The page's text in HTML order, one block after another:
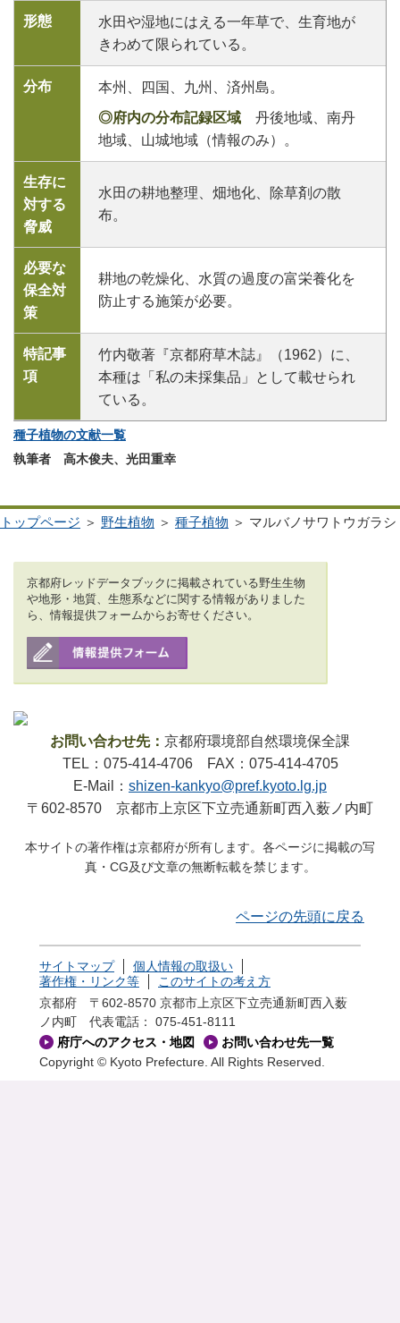
形態
水田や湿地にはえる一年草で、生育地が
きわめて限られている。
分布
本州、四国、九州、済州島。
◎府内の分布記録区域 丹後地域、南丹
地域、山城地域（情報のみ）。
生存に
対する
脅威
水田の耕地整理、畑地化、除草剤の散
布。
必要な
保全対
策
耕地の乾燥化、水質の過度の富栄養化を
防止する施策が必要。
特記事
項
竹内敬著『京都府草木誌』（1962）に、
本種は「私の未採集品」として載せられ
ている。
種子植物の文献一覧
執筆者 高木俊夫、光田重幸
トップページ ＞ 野生植物 ＞ 種子植物 ＞ マルバノサワトウガラシ
京都府レッドデータブックに掲載されている野生生物
や地形・地質、生態系などに関する情報がありました
ら、情報提供フォームからお寄せください。
お問い合わせ先： 京都府環境部自然環境保全課
TEL：075-414-4706 FAX：075-414-4705
E-Mail： shizen-kankyo@pref.kyoto.lg.jp
〒602-8570 京都市上京区下立売通新町西入薮ノ内町
本サイトの著作権は京都府が所有します。各ページに掲載の写
真・CG及び文章の無断転載を禁じます。
ページの先頭に戻る
サイトマップ
個人情報の取扱い
著作権・リンク等
このサイトの考え方
京都府 〒602-8570 京都市上京区下立売通新町西入薮
ノ内町
代表電話： 075-451-8111
府庁へのアクセス・地図
お問い合わせ先一覧
Copyright © Kyoto Prefecture. All Rights Reserved.